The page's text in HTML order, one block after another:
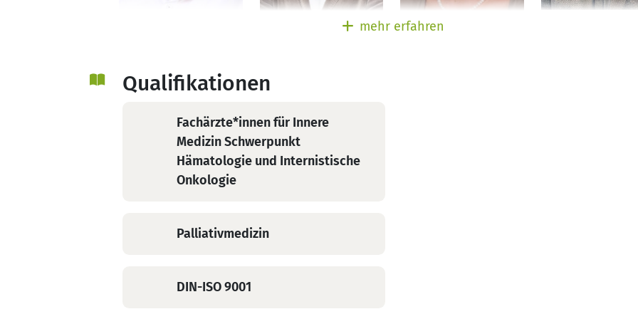
Hämatologie und
Onkologie,
Palliativmedizin
PD Dr. med. Jolanta
Medizin
Internistische
Onkologie,
Palliativmedizin
B. Metz
mehr erfahren
Qualifikationen
Fachärzte*innen für Innere
Medizin Schwerpunkt
Hämatologie und Internistische
Onkologie
Palliativmedizin
DIN-ISO 9001